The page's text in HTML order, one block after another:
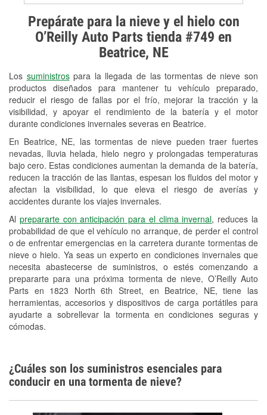
Prepárate para la nieve y el hielo con
O’Reilly Auto Parts tienda #749 en
Beatrice, NE
Los suministrospara la llegada de las tormentas de nieve son
productos diseñados para mantener tu vehículo preparado,
reducir el riesgo de fallas por el frío, mejorar la tracción y la
visibilidad, y apoyar el rendimiento de la batería y el motor
durante condiciones invernales severas en Beatrice.
En Beatrice, NE, las tormentas de nieve pueden traer fuertes
nevadas, lluvia helada, hielo negro y prolongadas temperaturas
bajo cero. Estas condiciones aumentan la demanda de la batería,
reducen la tracción de las llantas, espesan los fluidos del motor y
afectan la visibilidad, lo que eleva el riesgo de averías y
accidentes durante los viajes invernales.
Al prepararte con anticipación para el clima invernal, reduces la
probabilidad de que el vehículo no arranque, de perder el control
o de enfrentar emergencias en la carretera durante tormentas de
nieve o hielo. Ya seas un experto en condiciones invernales que
necesita abastecerse de suministros, o estés comenzando a
prepararte para una próxima tormenta de nieve, O’Reilly Auto
Parts en 1823 North 6th Street, en Beatrice, NE, tiene las
herramientas, accesorios y dispositivos de carga portátiles para
ayudarte a sobrellevar la tormenta en condiciones seguras y
cómodas.
Prueba de alternadores y
arrancadores
Revisión de la luz "Check Engine"
Reciclaje de baterías y aceite
Instalación de bombillas de faros
Instalación de limpiaparabrisas
Programa de Préstamo de
Herramientas
Mezcla de pinturas
Rectificación de tambores y discos de
freno
Mangueras hidráulicas a la medida
Snowstorm Supplies
Tornado Supplies
Conoce más
¿Cuáles son los suministros esenciales para
conducir en una tormenta de nieve?